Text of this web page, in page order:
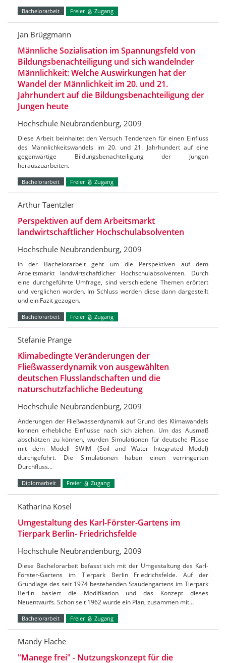
Bachelorarbeit Freier Zugang
Jan Brüggmann
Männliche Sozialisation im Spannungsfeld von
Bildungsbenachteiligung und sich wandelnder
Männlichkeit: Welche Auswirkungen hat der
Wandel der Männlichkeit im 20. und 21.
Jahrhundert auf die Bildungsbenachteiligung der
Jungen heute
Hochschule Neubrandenburg, 2009
Diese Arbeit beinhaltet den Versuch Tendenzen für einen Einfluss
des Männlichkeitswandels im 20. und 21. Jahrhundert auf eine
gegenwärtige Bildungsbenachteiligung der Jungen
herauszuarbeiten.
Bachelorarbeit Freier Zugang
Arthur Taentzler
Perspektiven auf dem Arbeitsmarkt
landwirtschaftlicher Hochschulabsolventen
Hochschule Neubrandenburg, 2009
In der Bachelorarbeit geht um die Perspektiven auf dem
Arbeitsmarkt landwirtschaftlicher Hochschulabsolventen. Durch
eine durchgeführte Umfrage, sind verschiedene Themen erörtert
und verglichen worden. Im Schluss werden diese dann dargestellt
und ein Fazit gezogen.
Bachelorarbeit Freier Zugang
Stefanie Prange
Klimabedingte Veränderungen der
Fließwasserdynamik von ausgewählten
deutschen Flusslandschaften und die
naturschutzfachliche Bedeutung
Hochschule Neubrandenburg, 2009
Änderungen der Fließwasserdynamik auf Grund des Klimawandels
können erhebliche Einflüsse nach sich ziehen. Um das Ausmaß
abschätzen zu können, wurden Simulationen für deutsche Flüsse
mit dem Modell SWIM (Soil and Water Integrated Model)
durchgeführt. Die Simulationen haben einen verringerten
Durchfluss…
Diplomarbeit Freier Zugang
Katharina Kosel
Umgestaltung des Karl-Förster-Gartens im
Tierpark Berlin- Friedrichsfelde
Hochschule Neubrandenburg, 2009
Diese Bachelorarbeit befasst sich mit der Umgestaltung des Karl-
Förster-Gartens im Tierpark Berlin Friedrichsfelde. Auf der
Grundlage des seit 1974 bestehenden Staudengartens im Tierpark
Berlin basiert die Modifikation und das Konzept dieses
Neuentwurfs. Schon seit 1962 wurde ein Plan, zusammen mit…
Bachelorarbeit Freier Zugang
Mandy Flache
"Manege frei" - Nutzungskonzept für die